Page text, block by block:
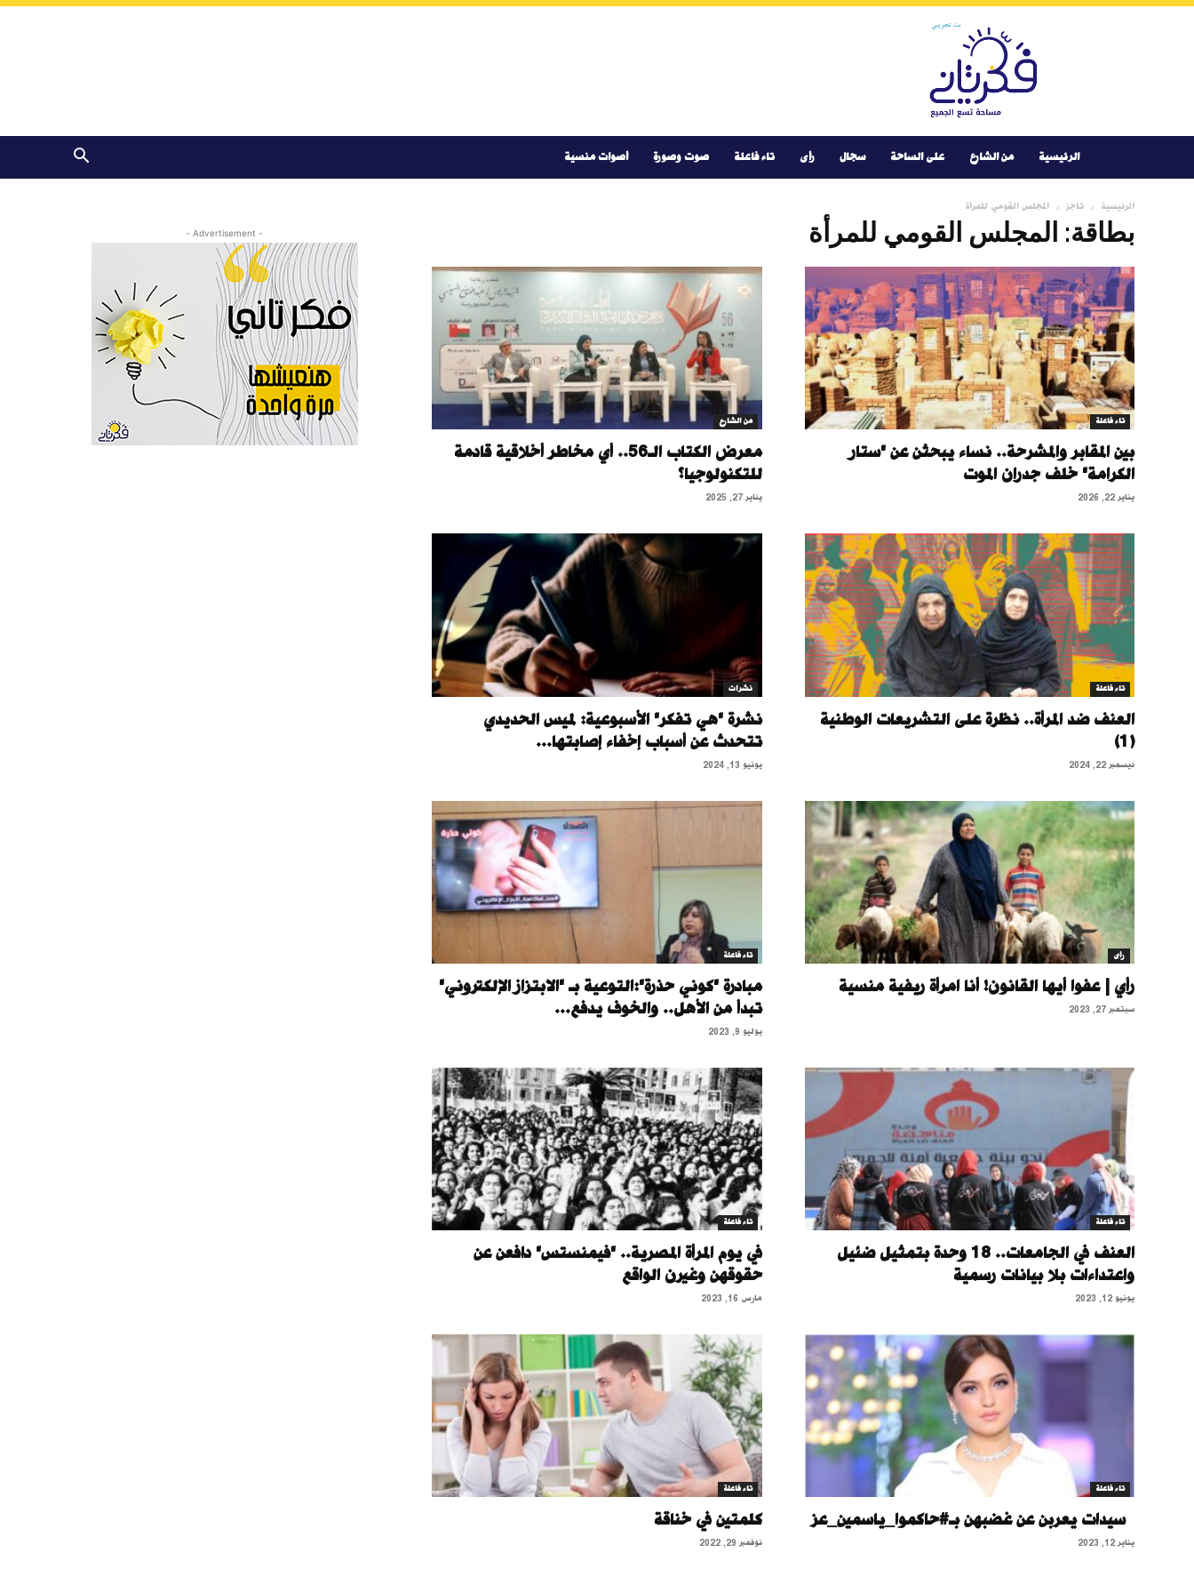
الرئيسية من الشارع على الساحة سجال رأى تاء فاعلة صوت وصورة أصوات منسية
الرئيسية تاجز المجلس القومي للمرأة
بطاقة: المجلس القومي للمرأة
تاء فاعلة
بين المقابر والمشرحة.. نساء يبحثن عن "ستار
الكرامة" خلف جدران الموت
يناير 22, 2026
من الشارع
معرض الكتاب الـ56.. أي مخاطر أخلاقية قادمة
للتكنولوجيا؟
يناير 27, 2025
تاء فاعلة
العنف ضد المرأة.. نظرة على التشريعات الوطنية
(1)
ديسمبر 22, 2024
نشرات
نشرة "هي تفكر" الأسبوعية: لميس الحديدي
تتحدث عن أسباب إخفاء إصابتها...
يونيو 13, 2024
رأى
رأي | عفوا أيها القانون! أنا امرأة ريفية منسية
سبتمبر 27, 2023
تاء فاعلة
مبادرة "كوني حذرة":التوعية بـ "الابتزاز الإلكتروني"
تبدأ من الأهل.. والخوف يدفع...
يوليو 9, 2023
تاء فاعلة
العنف في الجامعات.. 18 وحدة بتمثيل ضئيل
واعتداءات بلا بيانات رسمية
يونيو 12, 2023
تاء فاعلة
في يوم المرأة المصرية.. "فيمنستس" دافعن عن
حقوقهن وغيرن الواقع
مارس 16, 2023
تاء فاعلة
سيدات يعربن عن غضبهن بـ#حاكموا_ياسمين_عز
يناير 12, 2023
تاء فاعلة
كلمتين في خناقة
نوفمبر 29, 2022
- Advertisement -